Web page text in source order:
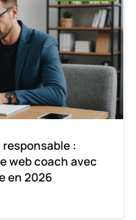
:
web coach avec
en 2026